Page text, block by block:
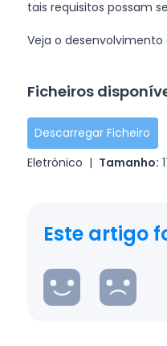
tais requisitos possam
Veja o desenvolvimento
Ficheiros
Descarregar Ficheiro
Eletrónico | Tamanho:
Este artigo